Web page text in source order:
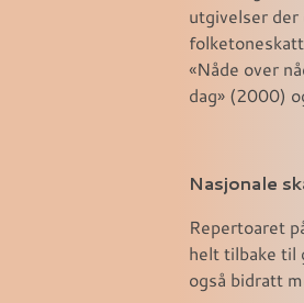
utgivelser
«Nåde over
dag» (2000)
Nasjonale
Repertoaret
helt tilbake til
også bidratt